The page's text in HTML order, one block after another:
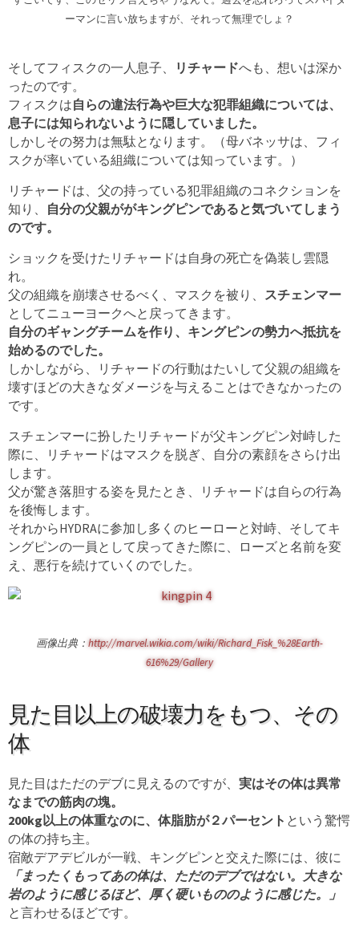
ーマンに言い放ちますが、それって無理でしょ？
そしてフィスクの一人息子、 リチャードへも、想いは深か
ったのです。
フィスクは自らの違法行為や巨大な犯罪組織については、
息子には知られないように隠していました。
しかしその努力は無駄となります。（母バネッサは、フィ
スクが率いている組織については知っています。）
リチャードは、父の持っている犯罪組織のコネクションを
知り、 自分の父親ががキングピンであると気づいてしまう
のです。
ショックを受けたリチャードは自身の死亡を偽装し雲隠
れ。
父の組織を崩壊させるべく、マスクを被り、 スチェンマー
としてニューヨークへと戻ってきます。
自分のギャングチームを作り、キングピンの勢力へ抵抗を
始めるのでした。
しかしながら、リチャードの行動はたいして父親の組織を
壊すほどの大きなダメージを与えることはできなかったの
です。
スチェンマーに扮したリチャードが父キングピン対峙した
際に、リチャードはマスクを脱ぎ、自分の素顔をさらけ出
します。
父が驚き落胆する姿を見たとき、リチャードは自らの行為
を後悔します。
それからHYDRAに参加し多くのヒーローと対峙、そしてキ
ングピンの一員として戻ってきた際に、ローズと名前を変
え、悪行を続けていくのでした。
画像出典： http://marvel.wikia.com/wiki/Richard_Fisk_%28Earth-
616%29/Gallery
見た目以上の破壊力をもつ、その
体
見た目はただのデブに見えるのですが、 実はその体は異常
なまでの筋肉の塊。
200kg以上の体重なのに、体脂肪が２パーセント という驚愕
の体の持ち主。
宿敵デアデビルが一戦、キングピンと交えた際には、彼に
「まったくもってあの体は、ただのデブではない。大きな
岩のように感じるほど、厚く硬いもののように感じた。」
と言わせるほどです。